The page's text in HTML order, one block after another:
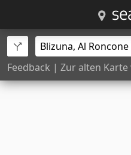
Feedback | Zur alten Karte